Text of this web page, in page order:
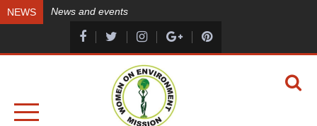
Skip
to
NEWS News and events